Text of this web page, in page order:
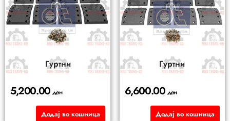
Гуртни
5,200.00ден
Додај во кошница
Гуртни
6,600.00 ден
Додај во кошница